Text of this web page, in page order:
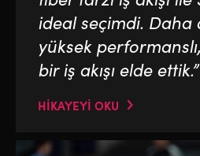
ideal seçimdi. Daha
yüksek
bir iş akışı elde ettik.”
HİKAYEYİ OKU